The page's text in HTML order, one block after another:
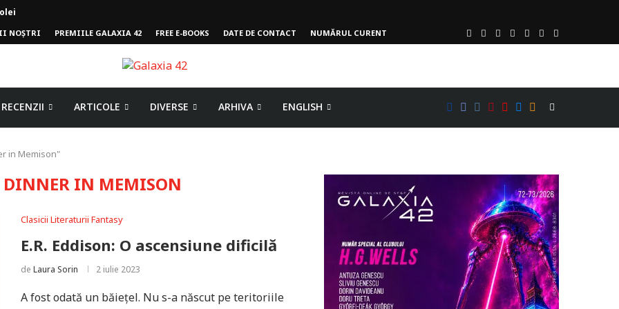
NOȘTRI PREMIILE GALAXIA 42 FREE E-BOOKS DATE DE CONTACT NUMĂRUL CURENT
RECENZII ARTICOLE DIVERSE ARHIVA ENGLISH
in Memison"
DINNER IN MEMISON
Clasicii Literaturii Fantasy
E.R. Eddison: O ascensiune dificilă
de Laura Sorin 2 iulie 2023
A fost odată un băiețel. Nu s-a născut pe teritoriile